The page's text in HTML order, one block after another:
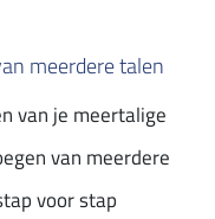
meerdere talen
van je meertalige
van meerdere
voor stap